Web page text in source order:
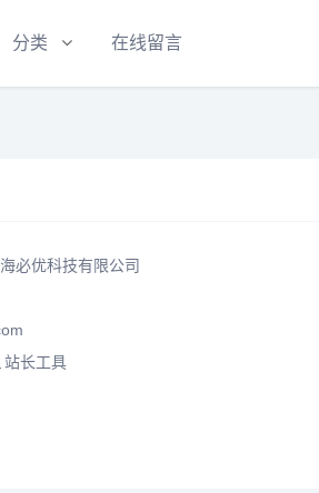
分类 在线留言
必优科技有限公司
站长工具